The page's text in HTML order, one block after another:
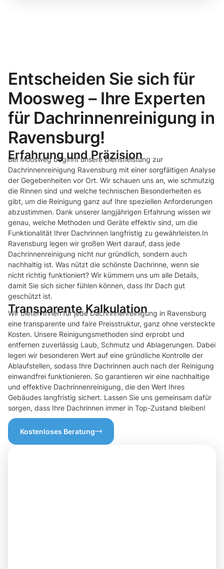
Entscheiden Sie sich für
Moosweg – Ihre Experten
für Dachrinnenreinigung in
Ravensburg!
Erfahrung und Präzision
Bei Moosweg beginnt unsere Dienstleistung zur
Dachrinnenreinigung Ravensburg mit einer sorgfältigen Analyse
der Gegebenheiten vor Ort. Wir schauen uns an, wie schmutzig
die Rinnen sind und welche technischen Besonderheiten es
gibt, um die Reinigung ganz auf Ihre speziellen Anforderungen
abzustimmen. Dank unserer langjährigen Erfahrung wissen wir
genau, welche Methoden und Geräte effektiv sind, um die
Funktionalität Ihrer Dachrinnen langfristig zu gewährleisten.In
Ravensburg legen wir großen Wert darauf, dass jede
Dachrinnenreinigung nicht nur gründlich, sondern auch
nachhaltig ist. Was nützt die schönste Dachrinne, wenn sie
nicht richtig funktioniert? Wir kümmern uns um alle Details,
damit Sie sich sicher fühlen können, dass Ihr Dach gut
geschützt ist.
Transparente Kalkulation
Wir bieten Ihnen für jede Dachrinnenreinigung in Ravensburg
eine transparente und faire Preisstruktur, ganz ohne versteckte
Kosten. Unsere Reinigungsmethoden sind erprobt und
entfernen zuverlässig Laub, Schmutz und Ablagerungen. Dabei
legen wir besonderen Wert auf eine gründliche Kontrolle der
Ablaufstellen, sodass Ihre Dachrinnen auch nach der Reinigung
einwandfrei funktionieren. So garantieren wir eine nachhaltige
und effektive Dachrinnenreinigung, die den Wert Ihres
Gebäudes langfristig sichert. Lassen Sie uns gemeinsam dafür
sorgen, dass Ihre Dachrinnen immer in Top-Zustand bleiben!
Kostenloses Beratung